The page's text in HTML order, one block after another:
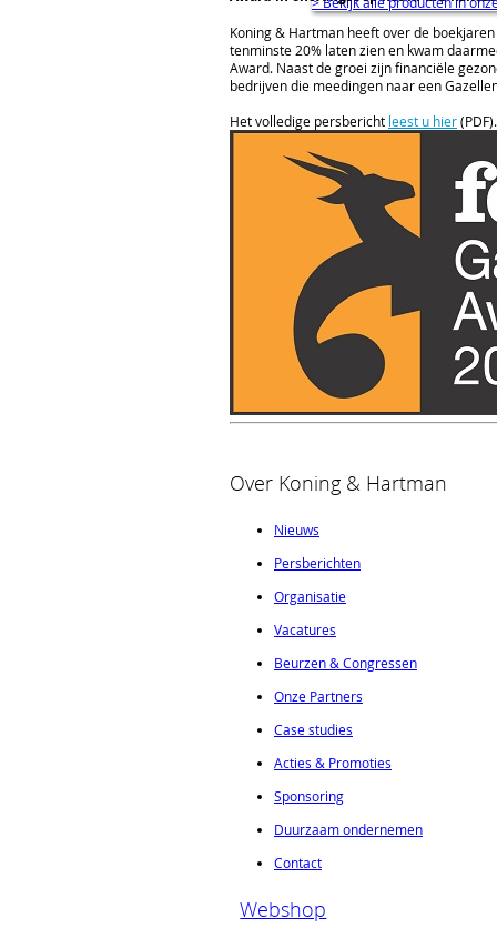
Koning & Hartman heeft over de
tenminste 20% laten zien en kwam
Award. Naast de groei zijn financiële
bedrijven die meedingen naar een
Het volledige persbericht leest u hier(PDF).
Over Koning & Hartman
Nieuws
Persberichten
Organisatie
Vacatures
Beurzen & Congressen
Onze Partners
Case studies
Acties & Promoties
Sponsoring
Duurzaam ondernemen
Contact
Webshop